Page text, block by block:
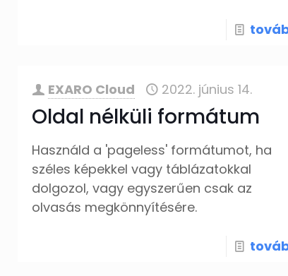
EXARO Cloud 2022. június 14.
Oldal nélküli formátum
Használd a 'pageless' formátumot, ha
széles képekkel vagy táblázatokkal
dolgozol, vagy egyszerűen csak az
olvasás megkönnyítésére.